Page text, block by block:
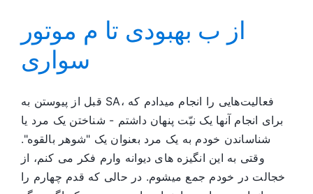
از ب بهبودی تا م موتور
سواری
قبل از پیوستن به SA، فعالیت‌هایی را انجام میدادم که
برای انجام آنها یک نیّت پنهان داشتم - شناختن یک مرد یا
شناساندن خودم به یک مرد بعنوان یک "شوهر بالقوه".
وقتی به این انگیزه های دیوانه وارم فکر می کنم، از
خجالت در خودم جمع میشوم. در حالی که قدم چهارم را